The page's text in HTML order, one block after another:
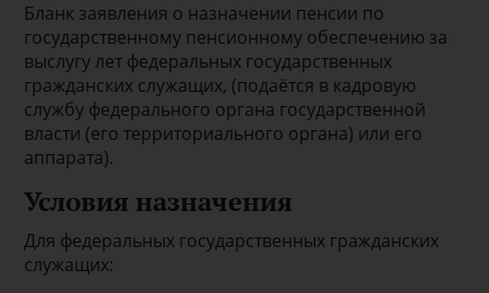
Бланк заявления о назначении пенсии по
государственному пенсионному обеспечению за
выслугу лет федеральных государственных
гражданских служащих, (подаётся в кадровую
службу федерального органа государственной
власти (его территориального органа) или его
аппарата).
Условия назначения
Для федеральных государственных гражданских
служащих: